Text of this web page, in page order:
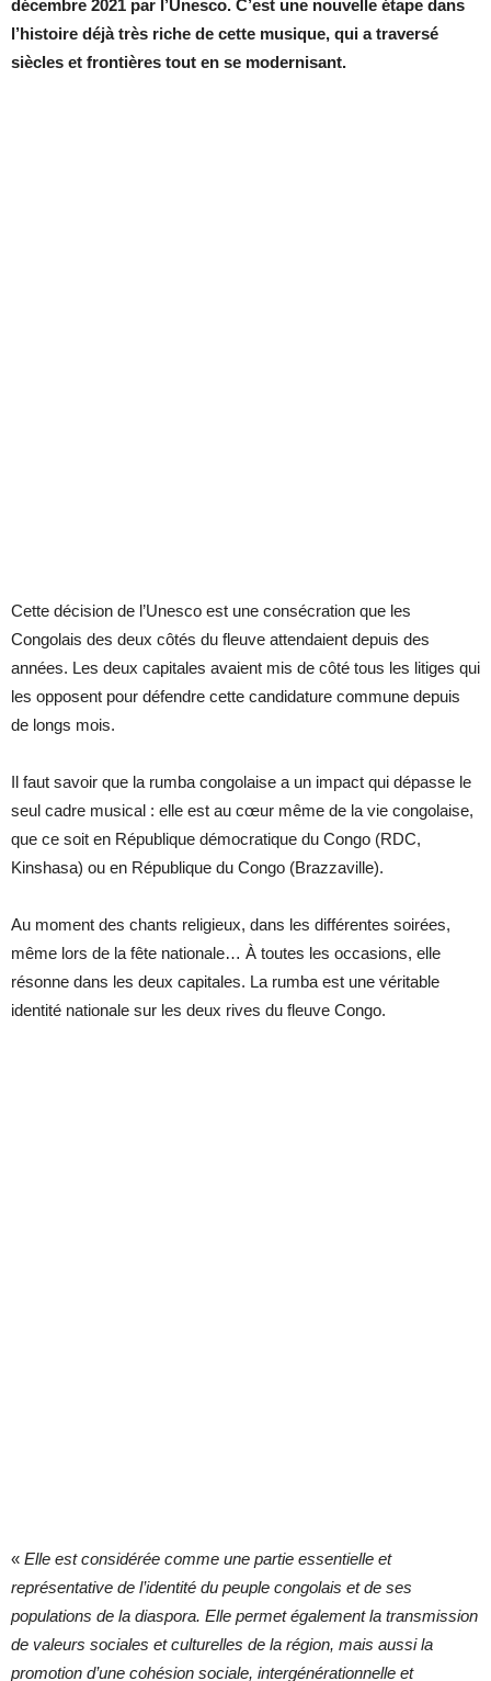
décembre 2021 par l’Unesco. C’est une nouvelle étape dans
l’histoire déjà très riche de cette musique, qui a traversé
siècles et frontières tout en se modernisant.
Cette décision de l’Unesco est une consécration que les
Congolais des deux côtés du fleuve attendaient depuis des
années. Les deux capitales avaient mis de côté tous les litiges qui
les opposent pour défendre cette candidature commune depuis
de longs mois.
Il faut savoir que la rumba congolaise a un impact qui dépasse le
seul cadre musical : elle est au cœur même de la vie congolaise,
que ce soit en République démocratique du Congo (RDC,
Kinshasa) ou en République du Congo (Brazzaville).
Au moment des chants religieux, dans les différentes soirées,
même lors de la fête nationale… À toutes les occasions, elle
résonne dans les deux capitales. La rumba est une véritable
identité nationale sur les deux rives du fleuve Congo.
« Elle est considérée comme une partie essentielle et
représentative de l’identité du peuple congolais et de ses
populations de la diaspora. Elle permet également la transmission
de valeurs sociales et culturelles de la région, mais aussi la
promotion d’une cohésion sociale, intergénérationnelle et